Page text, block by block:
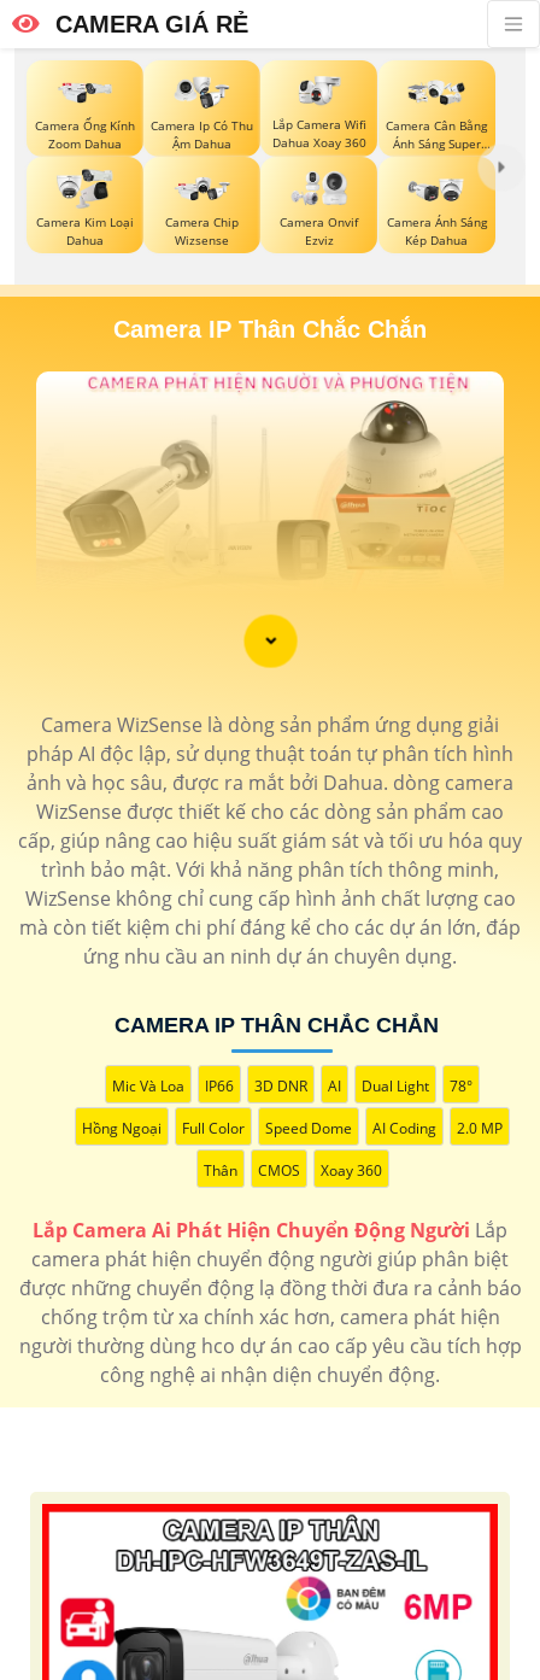
CAMERA GIÁ RẺ
Camera Ống Kính
Zoom Dahua
Camera Ip Có Thu
Ậm Dahua
Lắp Camera Wifi
Dahua Xoay 360
Camera Cân Bằng
Ánh Sáng Super
Adapt
Camera Kim Loại
Dahua
Camera Chip
Wizsense
Camera Onvif
Ezviz
Camera Ánh Sáng
Kép Dahua
Camera IP Thân Chắc Chắn
'
Camera WizSense là dòng sản phẩm ứng dụng giải
pháp AI độc lập, sử dụng thuật toán tự phân tích hình
ảnh và học sâu, được ra mắt bởi Dahua. dòng camera
WizSense được thiết kế cho các dòng sản phẩm cao
cấp, giúp nâng cao hiệu suất giám sát và tối ưu hóa quy
trình bảo mật. Với khả năng phân tích thông minh,
WizSense không chỉ cung cấp hình ảnh chất lượng cao
mà còn tiết kiệm chi phí đáng kể cho các dự án lớn, đáp
ứng nhu cầu an ninh dự án chuyên dụng.
CAMERA IP THÂN CHẮC CHẮN
Mic Và Loa IP66 3D DNR AI Dual Light 78°
Hồng Ngoại Full Color Speed Dome AI Coding 2.0 MP
Thân CMOS Xoay 360
Lắp Camera Ai Phát Hiện Chuyển Động Người Lắp
camera phát hiện chuyển động người giúp phân biệt
được những chuyển động lạ đồng thời đưa ra cảnh báo
chống trộm từ xa chính xác hơn, camera phát hiện
người thường dùng hco dự án cao cấp yêu cầu tích hợp
công nghệ ai nhận diện chuyển động.